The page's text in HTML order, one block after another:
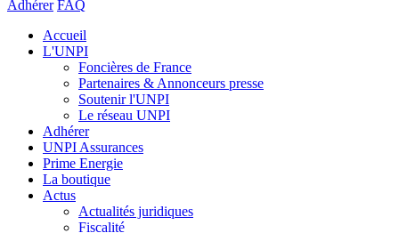
Adhérer FAQ
Accueil
L'UNPI
Foncières de France
Partenaires & Annonceurs presse
Soutenir l'UNPI
Le réseau UNPI
Adhérer
UNPI Assurances
Prime Energie
La boutique
Actus
Actualités juridiques
Fiscalité